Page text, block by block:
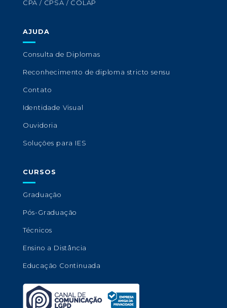
CPA / CPSA / COLAP
AJUDA
Consulta de Diplomas
Reconhecimento de diploma stricto sensu
Contato
Identidade Visual
Ouvidoria
Soluções para IES
CURSOS
Graduação
Pós-Graduação
Técnicos
Ensino a Distância
Educação Continuada